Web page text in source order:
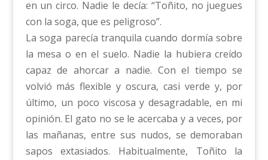
en un circo. Nadie le decía: “Toñito, no juegues
con la soga, que es peligroso”.
La soga parecía tranquila cuando dormía sobre
la mesa o en el suelo. Nadie la hubiera creído
capaz de ahorcar a nadie. Con el tiempo se
volvió más flexible y oscura, casi verde y, por
último, un poco viscosa y desagradable, en mi
opinión. El gato no se le acercaba y a veces, por
las mañanas, entre sus nudos, se demoraban
sapos extasiados. Habitualmente, Toñito la